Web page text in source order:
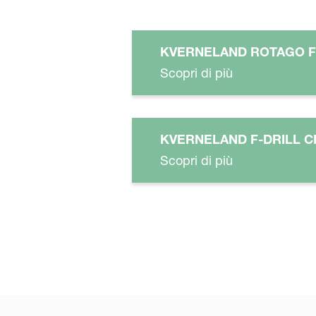
KVERNELAND ROTAGO F
Scopri di più
KVERNELAND F-DRILL
Scopri di più